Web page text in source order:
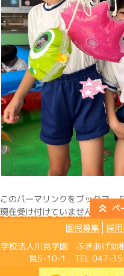
このパーマリンクをブックマー
現在受け付けていません。
園児募集
採
学校法人川見学園 ふきあげ
見5-10-1 TEL 047-